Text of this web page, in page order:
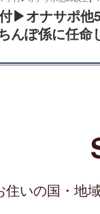
▶オナサポ他
んぽ係に任
住いの国・地